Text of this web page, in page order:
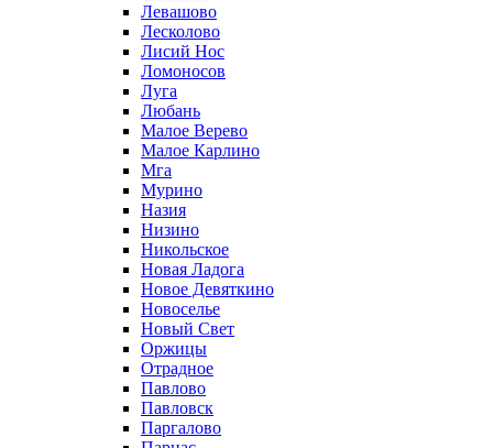
Левашово
Лесколово
Лисий Нос
Ломоносов
Луга
Любань
Малое Верево
Малое Карлино
Мга
Мурино
Назия
Низино
Никольское
Новая Ладога
Новое Девяткино
Новоселье
Новый Свет
Оржицы
Отрадное
Павлово
Павловск
Паргалово